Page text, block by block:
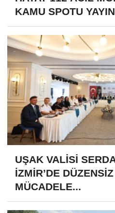
KAMU SPOTU
UŞAK VALİSİ
İZMİR’DE
MÜCADELE...